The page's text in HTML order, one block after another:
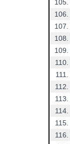
105.
106.
107.
108.
109.
110.
111.
112.
113.
114.
115.
116.